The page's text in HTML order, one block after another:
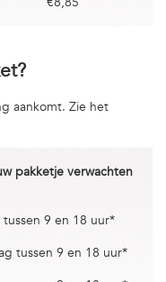
aankomt. Zie het
pakketje verwachten
9 en 18 uur*
tussen 9 en 18 uur*